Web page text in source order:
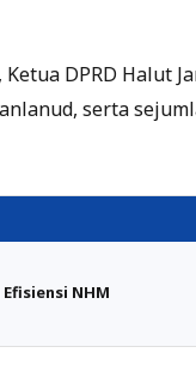
DPRD Halut
serta
NHM